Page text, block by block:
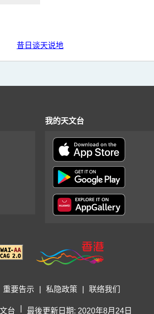
昔日谈天说地
我的天文台
重要告示 私隐政策 联络我们
台 最後更新日期: 2020年8月24日